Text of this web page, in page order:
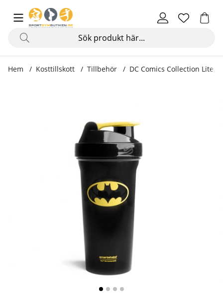
Hem Kosttillskott Tillbehör DC Comics Collection Lite,